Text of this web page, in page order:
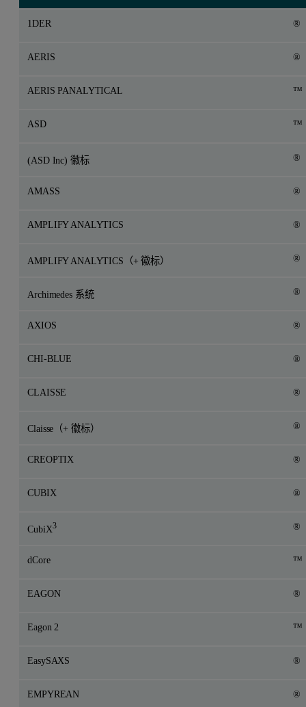
1DER ®
AERIS ®
AERIS PANALYTICAL ™
ASD ™
(ASD Inc) 徽标 ®
AMASS ®
AMPLIFY ANALYTICS ®
AMPLIFY ANALYTICS（+ 徽标） ®
Archimedes 系统 ®
AXIOS ®
CHI-BLUE ®
CLAISSE ®
Claisse（+ 徽标） ®
CREOPTIX ®
CUBIX ®
CubiX3 ®
dCore ™
EAGON ®
Eagon 2 ™
EasySAXS ®
EMPYREAN ®